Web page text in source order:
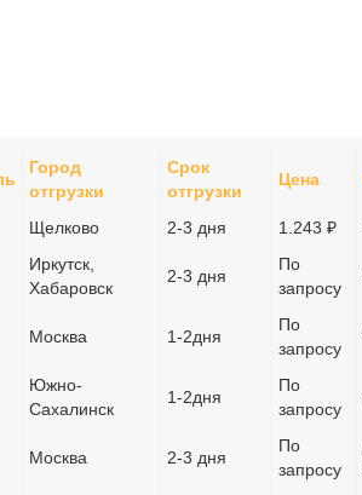
Город
отгрузки
Срок
отгрузки
Цена
Щелково 2-3 дня 1.243 ₽
Иркутск,
Хабаровск
2-3 дня
По
запросу
Москва 1-2дня
По
запросу
Южно-
Сахалинск
1-2дня
По
запросу
Москва 2-3 дня
По
запросу